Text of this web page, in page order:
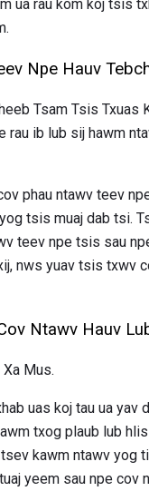
ua rau kom koj tsis
Npe Hauv
Tsam Tsis Txuas
ib lub sij hawm
phau ntawv teev
tsis muaj dab tsi.
teev npe tsis sau
nws yuav tsis txwv
Ntawv Hauv
Mus.
uas koj tau ua yav
txog plaub lub
kawm ntawv yog
yeem sau npe cov